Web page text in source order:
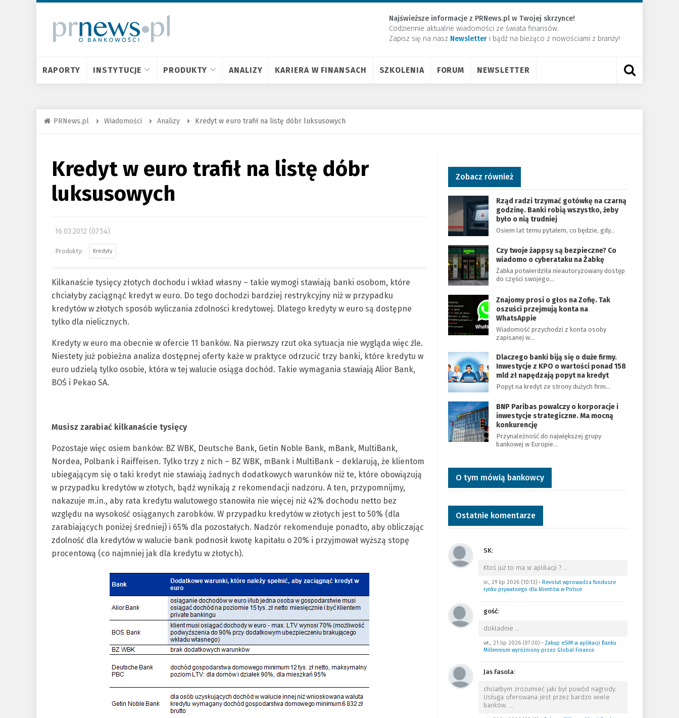
Najświeższe informacje z PRNews.pl w Twojej skrzynce!
Codziennie aktualne wiadomości ze świata finansów.
Zapisz się na nasz Newsletter ​i bądź na bieżąco z nowościami z branży!
RAPORTY INSTYTUCJE PRODUKTY ANALIZY KARIERA W FINANSACH SZKOLENIA FORUM NEWSLETTER
PRNews.pl Wiadomości Analizy Kredyt w euro trafił na listę dóbr luksusowych
Kredyt w euro trafił na listę dóbr
luksusowych
16.03.2012 (07:54)
Kredyty
Kilkanaście tysięcy złotych dochodu i wkład własny – takie wymogi stawiają banki osobom, które
chciałyby zaciągnąć kredyt w euro. Do tego dochodzi bardziej restrykcyjny niż w przypadku
kredytów w złotych sposób wyliczania zdolności kredytowej. Dlatego kredyty w euro są dostępne
tylko dla nielicznych.
Kredyty w euro ma obecnie w ofercie 11 banków. Na pierwszy rzut oka sytuacja nie wygląda więc źle.
Niestety już pobieżna analiza dostępnej oferty każe w praktyce odrzucić trzy banki, które kredytu w
euro udzielą tylko osobie, która w tej walucie osiąga dochód. Takie wymagania stawiają Alior Bank,
BOŚ i Pekao SA.
Musisz zarabiać kilkanaście tysięcy
Pozostaje więc osiem banków: BZ WBK, Deutsche Bank, Getin Noble Bank, mBank, MultiBank,
Nordea, Polbank i Raiffeisen. Tylko trzy z nich – BZ WBK, mBank i MultiBank – deklarują, że klientom
ubiegającym się o taki kredyt nie stawiają żadnych dodatkowych warunków niż te, które obowiązują
w przypadku kredytów w złotych, bądź wynikają z rekomendacji nadzoru. A ten, przypomnijmy,
nakazuje m.in., aby rata kredytu walutowego stanowiła nie więcej niż 42% dochodu netto bez
względu na wysokość osiąganych zarobków. W przypadku kredytów w złotych jest to 50% (dla
zarabiających poniżej średniej) i 65% dla pozostałych. Nadzór rekomenduje ponadto, aby obliczając
zdolność dla kredytów w walucie bank podnosił kwotę kapitału o 20% i przyjmował wyższą stopę
procentową (co najmniej jak dla kredytu w złotych).
Zobacz również
Rząd radzi trzymać gotówkę na czarną
godzinę. Banki robią wszystko, żeby
było o nią trudniej
Osiem lat temu pytałem, co będzie, gdy…
Czy twoje żappsy są bezpieczne? Co
wiadomo o cyberataku na Żabkę
Żabka potwierdziła nieautoryzowany dostęp
do części swojego…
Znajomy prosi o głos na Zofię. Tak
oszuści przejmują konta na
WhatsAppie
Wiadomość przychodzi z konta osoby
zapisanej w…
Dlaczego banki biją się o duże firmy.
Inwestycje z KPO o wartości ponad 158
mld zł napędzają popyt na kredyt
Popyt na kredyt ze strony dużych firm…
BNP Paribas powalczy o korporacje i
inwestycje strategiczne. Ma mocną
konkurencję
Przynależność do największej grupy
bankowej w Europie…
O tym mówią bankowcy
Ostatnie komentarze
SK:
Ktoś już to ma w aplikacji ? …
śr., 29 lip 2026 (10:13)• Revolut wprowadza fundusze
rynku prywatnego dla klientów w Polsce
gość:
dokładnie …
wt., 21 lip 2026 (07:30)• Zakup eSIM w aplikacji Banku
Millennium wyróżniony przez Global Finance
Jas Fasola:
chciałbym zrozumieć jaki był powód nagrody.
Usługa oferowana jest przez bardzo wiele
banków. …